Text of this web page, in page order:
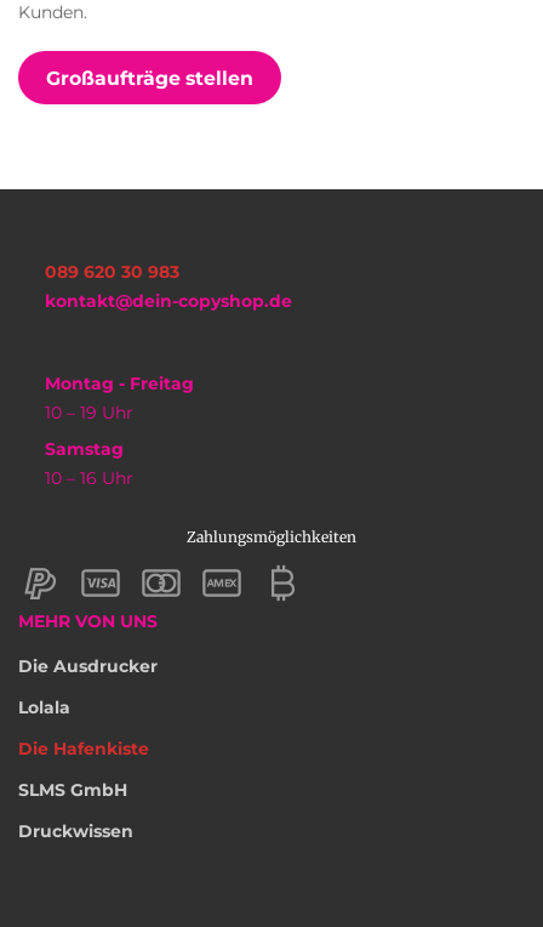
Kunden.
Großaufträge stellen
089 620 30 983
kontakt@dein-copyshop.de
Montag - Freitag
10 – 19 Uhr
Samstag
10 – 16 Uhr
Zahlungsmöglichkeiten
MEHR VON UNS
Die Ausdrucker
Lolala
Die Hafenkiste
SLMS GmbH
Druckwissen